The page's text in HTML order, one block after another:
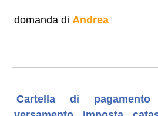
domanda di Andrea
Cartella di